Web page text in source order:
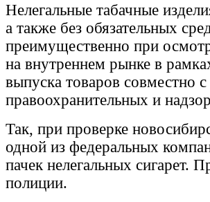
Нелегальные табачные
а также без обязательных
преимущественно при
на внутреннем рынке в
выпуска товаров совместно
правоохранительных и
Так, при проверке
одной из федеральных
пачек нелегальных сигарет.
полиции.